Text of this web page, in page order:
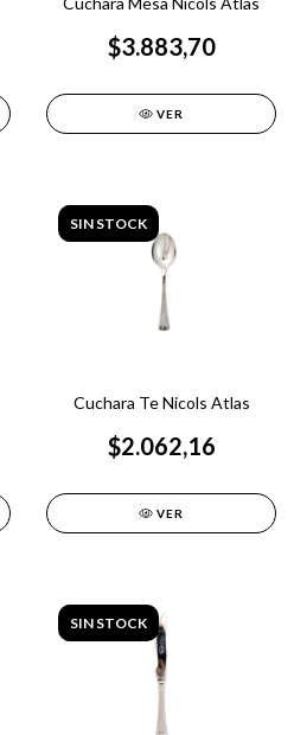
$3.883,70
VER
SIN STOCK
Cuchara Te Nicols Atlas
$2.062,16
VER
SIN STOCK